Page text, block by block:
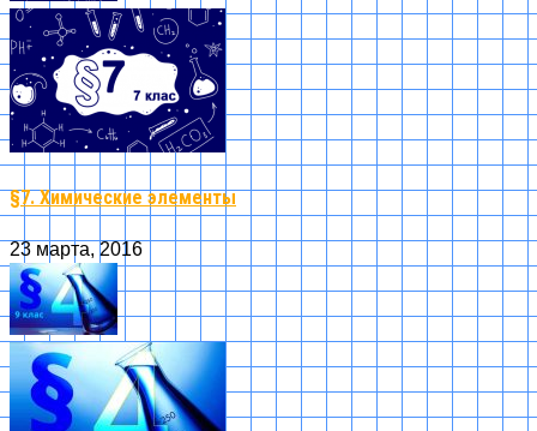
§7. Химические элементы
23 марта, 2016